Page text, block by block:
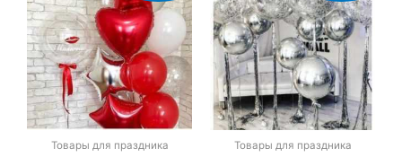
Товары для праздника Товары для праздника